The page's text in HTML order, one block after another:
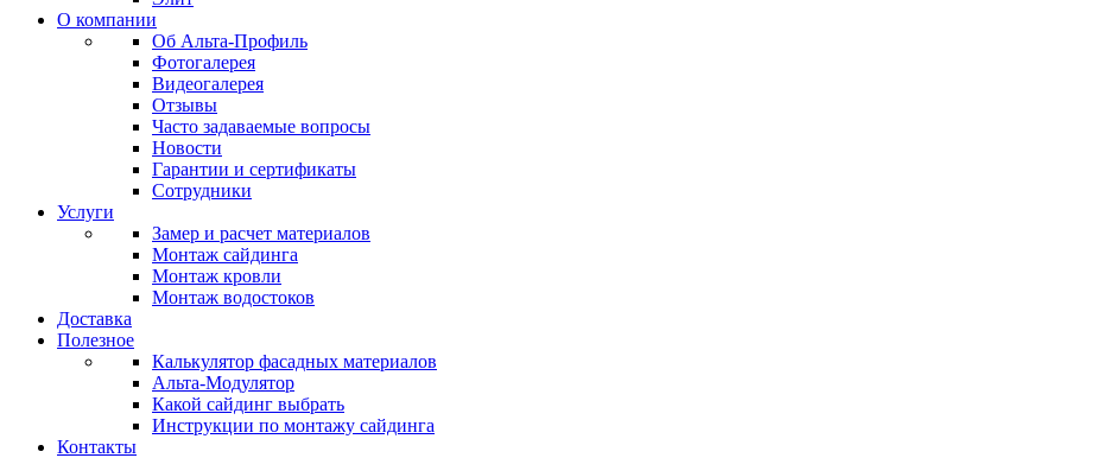
О компании
Об Альта-Профиль
Фотогалерея
Видеогалерея
Отзывы
Часто задаваемые вопросы
Новости
Гарантии и сертификаты
Сотрудники
Услуги
Замер и расчет материалов
Монтаж сайдинга
Монтаж кровли
Монтаж водостоков
Доставка
Полезное
Калькулятор фасадных материалов
Альта-Модулятор
Какой сайдинг выбрать
Инструкции по монтажу сайдинга
Контакты